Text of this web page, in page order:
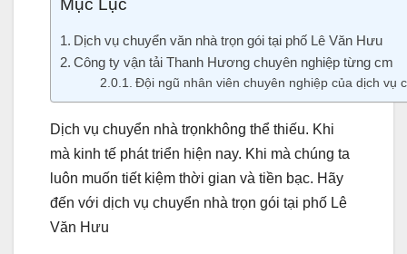
Mục Lục
Dịch vụ chuyển văn nhà trọn gói tại phố Lê Văn Hưu
Công ty vận tải Thanh Hương chuyên nghiệp từng cm
Đội ngũ nhân viên chuyên nghiệp của dịch vụ
Dịch vụ chuyển nhà trọnkhông thể thiếu. Khi
mà kinh tế phát triển hiện nay. Khi mà chúng ta
luôn muốn tiết kiệm thời gian và tiền bạc. Hãy
đến với dịch vụ chuyển nhà trọn gói tại phố Lê
Văn Hưu